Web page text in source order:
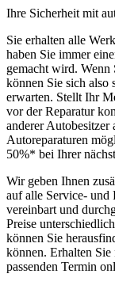
Ihre Sicherheit mit
Sie erhalten alle
haben Sie immer
gemacht wird. Wenn
können Sie sich also
erwarten. Stellt Ihr
vor der Reparatur
anderer
Autoreparaturen
50%* bei Ihrer
Wir geben Ihnen
auf alle Service- und
vereinbart und
Preise
können Sie
können. Erhalten Sie
passenden Termin